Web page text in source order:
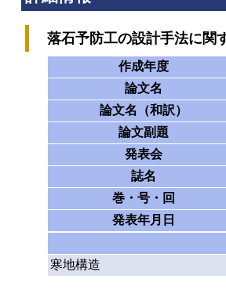
落石予防工の設計手法に関
作成年度
論文名
論文名（和訳）
論文副題
発表会
誌名
巻・号・回
発表年月日
寒地構造